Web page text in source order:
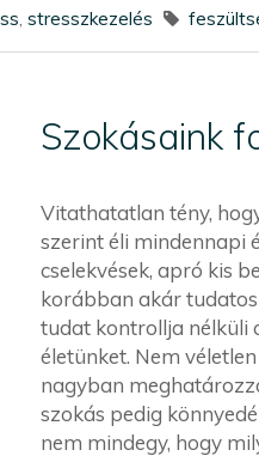
, stresszkezelés
Szokásaink
Vitathatatlan tény,
szerint éli mindennapi
cselekvések, apró kis
korábban akár
tudat kontrollja nélküli
életünket. Nem
nagyban
szokás pedig
nem mindegy, hogy